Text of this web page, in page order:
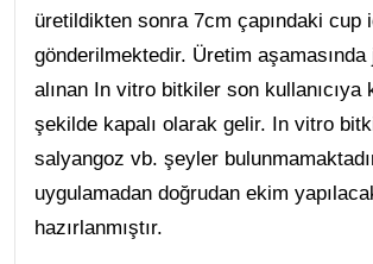
üretildikten sonra 7cm çapındaki cup
gönderilmektedir. Üretim
alınan In vitro bitkiler son kullanıcıya
şekilde kapalı olarak gelir. In vitro
salyangoz vb. şeyler
uygulamadan doğrudan ekim
hazırlanmıştır.